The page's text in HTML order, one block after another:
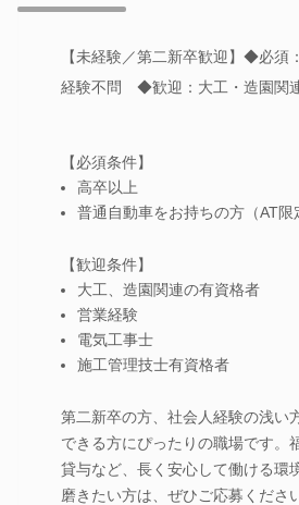
【未経験／第二新卒歓迎】◆必須
経験不問 ◆歓迎：大工・造園関
【必須条件】
高卒以上
普通自動車をお持ちの方（AT限
【歓迎条件】
大工、造園関連の有資格者
営業経験
電気工事士
施工管理技士有資格者
第二新卒の方、社会人経験の浅い
できる方にぴったりの職場です。
貸与など、長く安心して働ける環
磨きたい方は、ぜひご応募くださ